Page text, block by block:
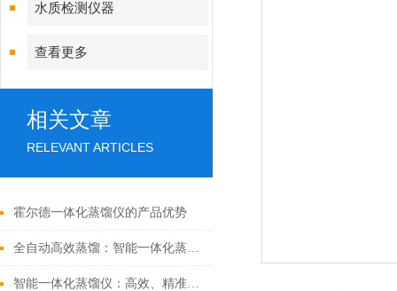
水质检测仪器
查看更多
相关文章
RELEVANT ARTICLES
霍尔德一体化蒸馏仪的产品优势
全自动高效蒸馏：智能一体化蒸馏仪重塑实验室效率
智能一体化蒸馏仪：高效、精准，重塑蒸馏新标准